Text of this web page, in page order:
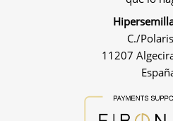
C./
11207